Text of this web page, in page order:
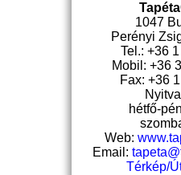
1047
Perényi
Tel.: +36
Mobil: +36
Fax: +36
hétfő-
Web:
Email:
Térkép/